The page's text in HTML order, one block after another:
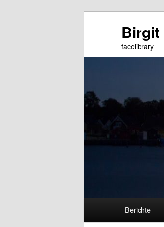
Birgit
facelibrary
Berichte